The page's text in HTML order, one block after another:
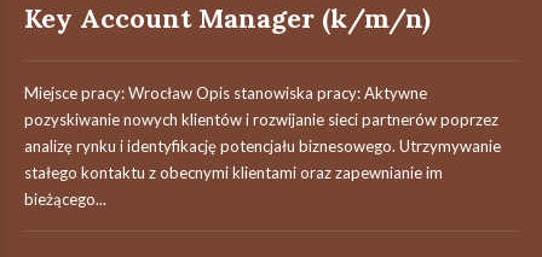
Key Account Manager (k/m/n)
Miejsce pracy: Wrocław Opis stanowiska pracy: Aktywne
pozyskiwanie nowych klientów i rozwijanie sieci partnerów poprzez
analizę rynku i identyfikację potencjału biznesowego. Utrzymywanie
stałego kontaktu z obecnymi klientami oraz zapewnianie im
bieżącego...